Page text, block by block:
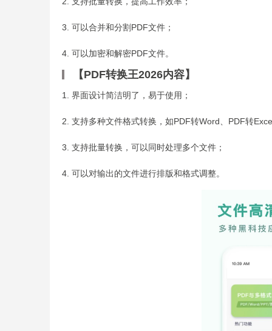
3. 可以合并和分割PDF文件；
4. 可以加密和解密PDF文件。
【PDF转换王2026内容】
1. 界面设计简洁明了，易于使用；
2. 支持多种文件格式转换，如PDF转Word、PDF转
3. 支持批量转换，可以同时处理多个文件；
4. 可以对输出的文件进行排版和格式调整。